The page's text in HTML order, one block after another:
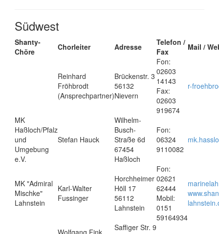
Südwest
Shanty-
Chöre
Chorleiter Adresse
Telefon /
Fax
Mail /
Reinhard
Fröhbrodt
(Ansprechpartner)
Brückenstr. 3
56132
Nievern
Fon:
02603
14143
Fax:
02603
919674
r-
MK
Haßloch/Pfalz
und
Umgebung
e.V.
Stefan Hauck
Wilhelm-
Busch-
Straße 6d
67454
Haßloch
Fon:
06324
9110082
MK "Admiral
Mischke"
Lahnstein
Karl-Walter
Fussinger
Horchheimer
Höll 17
56112
Lahnstein
Fon:
02621
62444
Mobil:
0151
59164934
Wolfgang Fink
Saffiger Str. 9